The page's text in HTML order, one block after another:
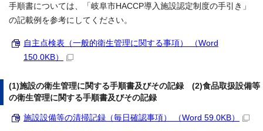
手順書については、「岐阜市HACCP導入施設認定制度の手引き」
の記載例を参考にしてください。
自主点検表（一般的衛生管理に関する事項） （Word
150.0KB）
(1)施設の衛生管理に関する手順書及びその記録 (2)食品取扱設備等
の衛生管理に関する手順書及びその記録
施設設備等の清掃記録（毎日確認事項） （Word 59.0KB）